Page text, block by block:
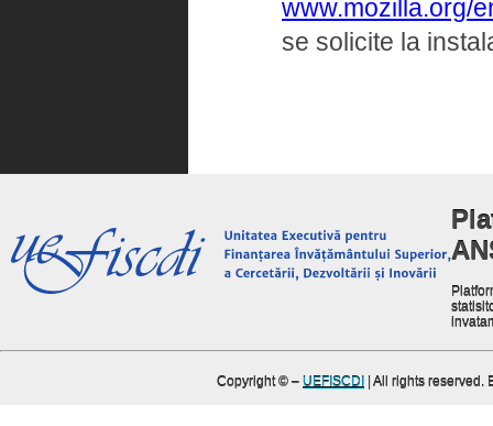
www.mozilla.org/
se solicite la
Copyright © – UEFISCDI | All rights